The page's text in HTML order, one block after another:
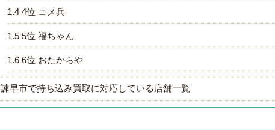
1.4 4位 コメ兵
1.5 5位 福ちゃん
1.6 6位 おたからや
諫早市で持ち込み買取に対応している店舗一覧